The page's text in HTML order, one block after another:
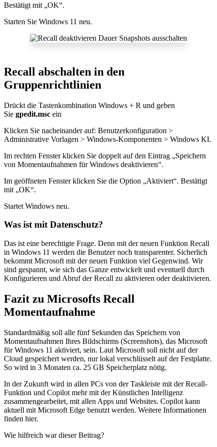
Bestätigt mit „OK“.
Starten Sie Windows 11 neu.
Recall abschalten in den
Gruppenrichtlinien
Drückt die Tastenkombination Windows + R und geben
Sie gpedit.msc ein
Klicken Sie nacheinander auf: Benutzerkonfiguration >
Administrative Vorlagen > Windows-Komponenten > Windows KI.
Im rechten Fenster klicken Sie doppelt auf den Eintrag „Speichern
von Momentaufnahmen für Windows deaktivieren“.
Im geöffneten Fenster klicken Sie die Option „Aktiviert“. Bestätigt
mit „OK“.
Startet Windows neu.
Was ist mit Datenschutz?
Das ist eine berechtigte Frage. Denn mit der neuen Funktion Recall
in Windows 11 werden die Benutzer noch transparenter. Sicherlich
bekommt Microsoft mit der neuen Funktion viel Gegenwind. Wir
sind gespannt, wie sich das Ganze entwickelt und eventuell durch
Konfigurieren und Abruf der Recall zu aktivieren oder deaktivieren.
Fazit zu Microsofts Recall
Momentaufnahme
Standardmäßig soll alle fünf Sekunden das Speichern von
Momentaufnahmen Ihres Bildschirms (Screenshots), das Microsoft
für Windows 11 aktiviert, sein. Laut Microsoft soll nicht auf der
Cloud gespeichert werden, nur lokal verschlüsselt auf der Festplatte.
So wird in 3 Monaten ca. 25 GB Speicherplatz nötig.
In der Zukunft wird in allen PCs von der Taskleiste mit der Recall-
Funktion und Copilot mehr mit der Künstlichen Intelligenz
zusammengearbeitet, mit allen Apps und Websites. Copilot kann
aktuell mit Microsoft Edge benutzt werden. Weitere Informationen
finden hier.
Wie hilfreich war dieser Beitrag?